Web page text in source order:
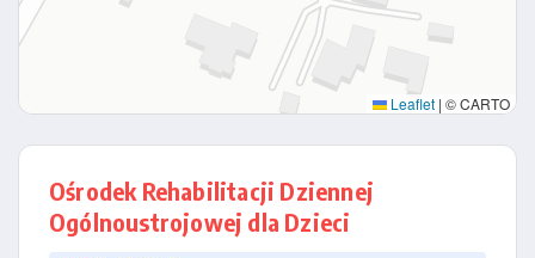
Leaflet | © CARTO
Ośrodek Rehabilitacji Dziennej
Ogólnoustrojowej dla Dzieci